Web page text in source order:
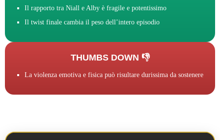
Il rapporto tra Niall e Alby è fragile e potentissimo
Il twist finale cambia il peso dell’intero episodio
THUMBS DOWN 👎
La violenza emotiva e fisica può risultare durissima da sostenere